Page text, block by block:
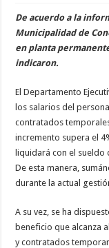
De acuerdo a la
Municipalidad de
en planta
indicaron.
El Departamento
los salarios del
contratados
incremento supera el
liquidará con el
De esta manera,
durante la actual
A su vez, se ha
beneficio que alcanza
y contratados